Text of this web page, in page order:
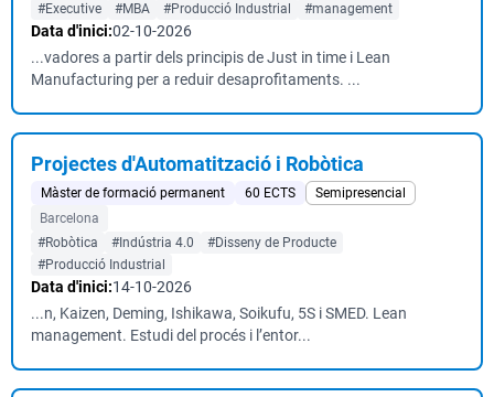
#Executive
#MBA #Producció Industrial #management
Data d'inici:02-10-2026
...vadores a partir dels principis de Just in time i Lean
Manufacturing per a reduir desaprofitaments. ...
Projectes d'Automatització i Robòtica
Màster de formació permanent 60 ECTS
Semipresencial
Barcelona
#Robòtica
#Indústria 4.0
#Disseny de Producte
#Producció Industrial
Data d'inici:14-10-2026
...n, Kaizen, Deming, Ishikawa, Soikufu, 5S i SMED. Lean
management. Estudi del procés i l’entor...